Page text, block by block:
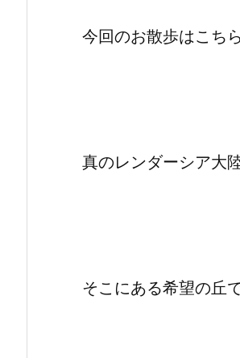
今回のお散歩はこちら
真のレンダーシア大
そこにある希望の丘